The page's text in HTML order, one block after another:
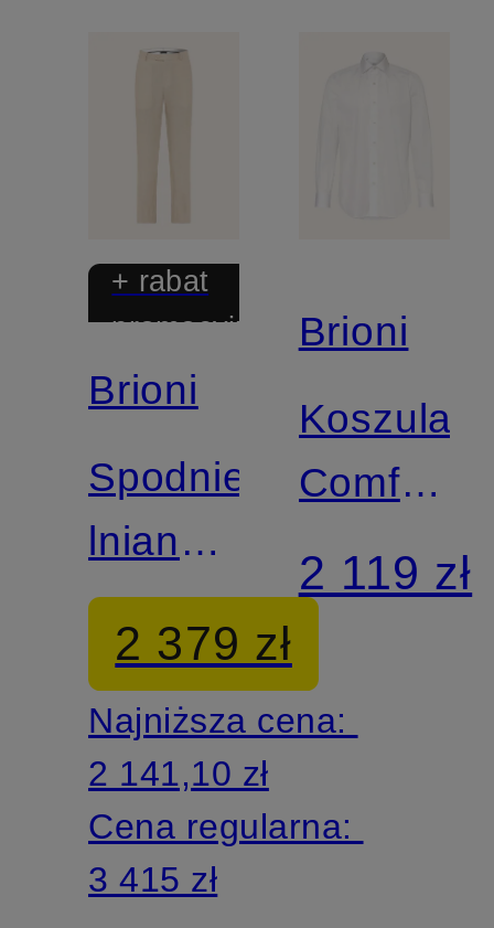
+ rabat
promocyjny
Brioni
Spodnie
lniane
Regular
Fit2 379 zł
Najniższa cena:
2 141,10 zł
Cena regularna:
3 415 zł
Brioni
Koszula
Comfort
Fit
2 119 zł